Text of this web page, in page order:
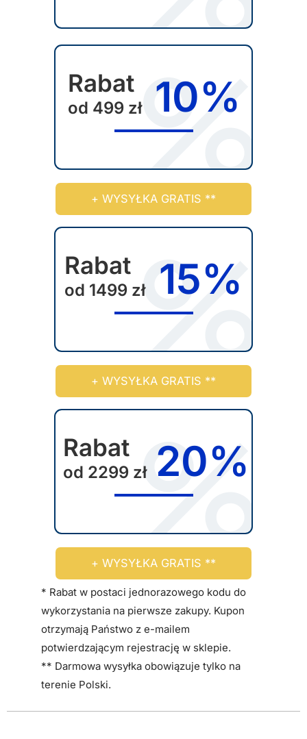
Rabat
od 499 zł 10%
+ WYSYŁKA GRATIS **
Rabat
od 1499 zł 15%
+ WYSYŁKA GRATIS **
Rabat
od 2299 zł 20%
+ WYSYŁKA GRATIS **
* Rabat w postaci jednorazowego kodu do
wykorzystania na pierwsze zakupy. Kupon
otrzymają Państwo z e-mailem
potwierdzającym rejestrację w sklepie.
** Darmowa wysyłka obowiązuje tylko na
terenie Polski.